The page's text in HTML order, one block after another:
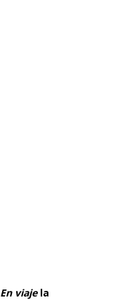
En viajela